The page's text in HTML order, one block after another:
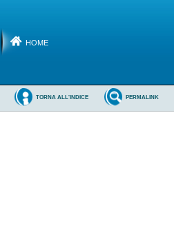
HOME
PERMALINK
TORNA ALL'INDICE